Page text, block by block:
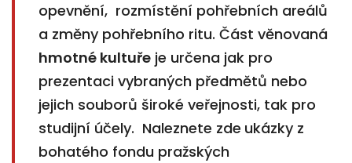
opevnění, rozmístění pohřebních areálů
a změny pohřebního ritu. Část věnovaná
hmotné kultuře je určena jak pro
prezentaci vybraných předmětů nebo
jejich souborů široké veřejnosti, tak pro
studijní účely. Naleznete zde ukázky z
bohatého fondu pražských